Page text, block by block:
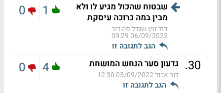
שבטוח שהכול מגיע לו ולא
מבין במה כרוכה עיסקת
כול זמן שגדל פה דור
06/09/2022 09:29
הגב לתגובה זו
1
0
30
. גדעון סער הנחש המושחת
דור אבוד05/09/2022 12:30
הגב לתגובה זו
4
0